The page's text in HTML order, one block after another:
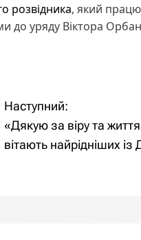
розвідника, який
до уряду Віктора
Наступний:
«Дякую за віру та
вітають найрідніших